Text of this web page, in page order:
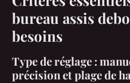
bureau assis
besoins
Type de réglage :
précision et plage de